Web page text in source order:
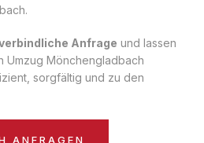
Anfrage und lassen
Umzug Mönchengladbach
sorgfältig und zu den
ANFRAGEN